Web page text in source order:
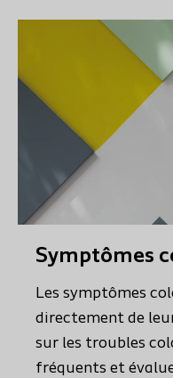
Symptômes
Les symptômes
directement de
sur les troubles
fréquents et